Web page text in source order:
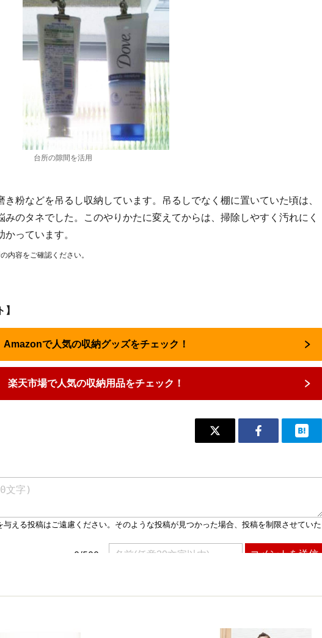
台所の隙間を活用
粉などを吊るし収納しています。吊るしでなく棚に置いていた頃は、
のタネでした。このやりかたに変えてからは、掃除しやすく汚れにく
っています。
内容をご確認ください。
Amazonで人気の収納グッズをチェック！
楽天市場で人気の収納用品をチェック！